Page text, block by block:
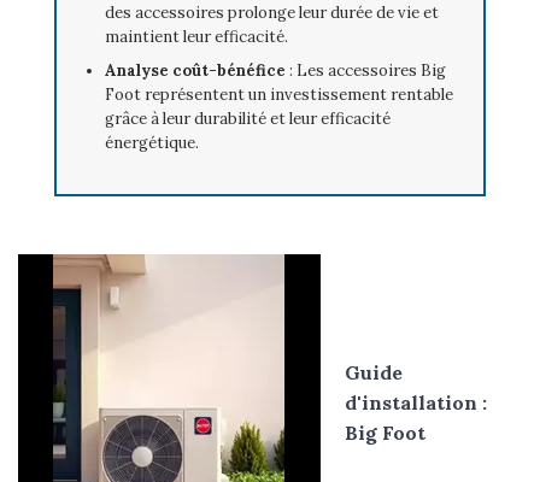
des accessoires prolonge leur durée de vie et
maintient leur efficacité.
Analyse coût-bénéfice : Les accessoires Big
Foot représentent un investissement rentable
grâce à leur durabilité et leur efficacité
énergétique.
Guide
d'installation :
Big Foot